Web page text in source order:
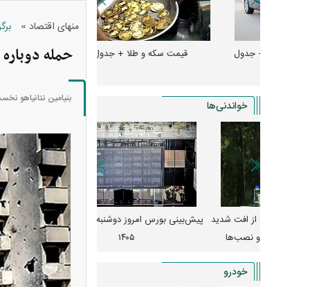
منهای اقتصاد »
حمله
بنیامین نتانیاهو
قیمت سکه و طلا + جدول قیمت دلار، یورو و
خواندنی‌ها
پیش‌بینی بورس امروز دوشنبه ۱۲ مرداد ماه
زنگ خطر انباشت نیاز
قیمت‌ها
خودرو